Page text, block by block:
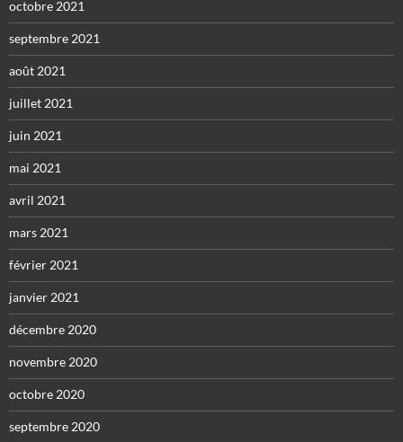
octobre 2021
septembre 2021
août 2021
juillet 2021
juin 2021
mai 2021
avril 2021
mars 2021
février 2021
janvier 2021
décembre 2020
novembre 2020
octobre 2020
septembre 2020